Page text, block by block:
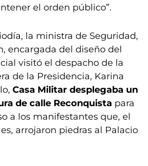
el orden público”.
la ministra de Seguridad,
encargada del diseño del
visitó el despacho de la
de la Presidencia, Karina
Casa Militar desplegaba un
de calle Reconquista para
a los manifestantes que, el
arrojaron piedras al Palacio